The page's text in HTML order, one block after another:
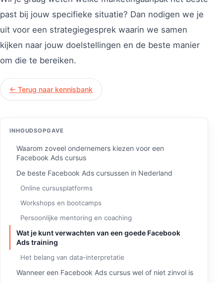
past bij jouw specifieke situatie? Dan nodigen we je
uit voor een strategiegesprek waarin we samen
kijken naar jouw doelstellingen en de beste manier
om die te bereiken.
← Terug naar kennisbank
INHOUDSOPGAVE
Waarom zoveel ondernemers kiezen voor een
Facebook Ads cursus
De beste Facebook Ads cursussen in Nederland
Online cursusplatforms
Workshops en bootcamps
Persoonlijke mentoring en coaching
Wat je kunt verwachten van een goede Facebook
Ads training
Het belang van data-interpretatie
Wanneer een Facebook Ads cursus wel of niet zinvol is